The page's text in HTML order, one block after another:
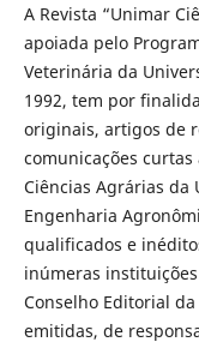
A Revista “Unimar
apoiada pelo
Veterinária da
1992, tem por
originais, artigos de
comunicações
Ciências Agrárias da
Engenharia
qualificados e
inúmeras
Conselho Editorial
emitidas, de